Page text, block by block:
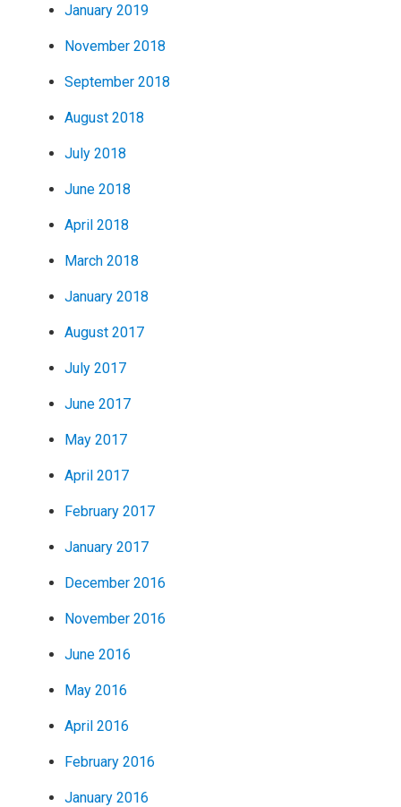
January 2019
November 2018
September 2018
August 2018
July 2018
June 2018
April 2018
March 2018
January 2018
August 2017
July 2017
June 2017
May 2017
April 2017
February 2017
January 2017
December 2016
November 2016
June 2016
May 2016
April 2016
February 2016
January 2016